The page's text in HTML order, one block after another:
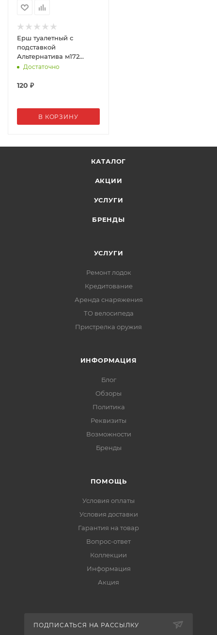
Ерш туалетный с
подставкой
Альтернатива м172
07480
Достаточно
120 ₽
В КОРЗИНУ
КАТАЛОГ
АКЦИИ
УСЛУГИ
БРЕНДЫ
УСЛУГИ
Ремонт лодок
Кредитование
Аренда снаряжения
ТО велосипеда
Пристрелка оружия
ИНФОРМАЦИЯ
Блог
Обзоры
Политика
Реквизиты
Возможности
Бренды
ПОМОЩЬ
Условия оплаты
Условия доставки
Гарантия на товар
Вопрос-ответ
Коллекции
Информация
Акция
ПОДПИСАТЬСЯ НА РАССЫЛКУ